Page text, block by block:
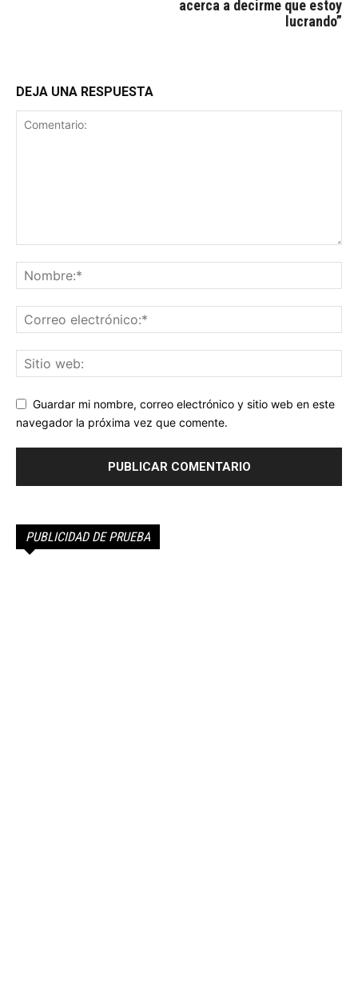
acerca a decirme que estoy
lucrando”
DEJA UNA RESPUESTA
Guardar mi nombre, correo electrónico y sitio web en este
navegador la próxima vez que comente.
PUBLICIDAD DE PRUEBA